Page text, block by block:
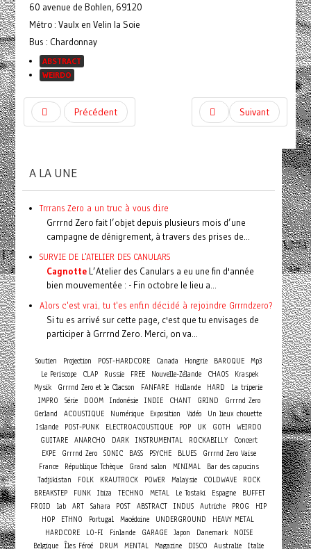
60 avenue de Bohlen, 69120
Métro : Vaulx en Velin la Soie
Bus : Chardonnay
ABSTRACT
WEIRDO
Précédent Suivant
A LA UNE
Trrrans Zero a un truc à vous dire
Grrrnd Zero fait l’objet depuis plusieurs mois d’une
campagne de dénigrement, à travers des prises de...
SURVIE DE L'ATELIER DES CANULARS
CagnotteL’Atelier des Canulars a eu une fin d'année
bien mouvementée : - Fin octobre le lieu a...
Alors c'est vrai, tu t'es enfin décidé à rejoindre Grrrndzero?
Si tu es arrivé sur cette page, c'est que tu envisages de
participer à Grrrnd Zero. Merci, on va...
Soutien Projection POST-HARDCORE Canada Hongrie BAROQUE Mp3
Le Periscope
CLAP Russie FREE Nouvelle-Zélande CHAOS
Kraspek
Mysik
Grrrnd Zero et le Clacson FANFARE Hollande HARD
La triperie
IMPRO
Série DOOM Indonésie INDIE CHANT GRIND
Grrrnd Zero
Gerland
ACOUSTIQUE Numérique Exposition Vidéo
Un lieux chouette
Islande
POST-PUNK ELECTROACOUSTIQUE POP UK GOTH
WEIRDO
GUITARE
ANARCHO DARK INSTRUMENTAL ROCKABILLY Concert
EXPE Grrrnd Zero SONIC BASS PSYCHE BLUES
Grrrnd Zero Vaise
France
République Tchèque Grand salon MINIMAL
Bar des capucins
Tadjikistan
FOLK KRAUTROCK POWER Malaysie COLDWAVE
ROCK
BREAKSTEP
FUNK Ibiza TECHNO METAL Le Tostaki Espagne
BUFFET
FROID
lab ART Sahara POST ABSTRACT INDUS Autriche PROG
HIP
HOP
ETHNO Portugal Macédoine UNDERGROUND
HEAVY METAL
HARDCORE
LO-FI Finlande GARAGE Japon Danemark
NOISE
Belgique Îles Féroé DRUM MENTAL Magazine DISCO Australie Italie